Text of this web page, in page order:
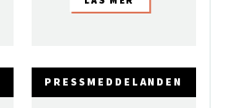
PRESSMEDDELANDEN